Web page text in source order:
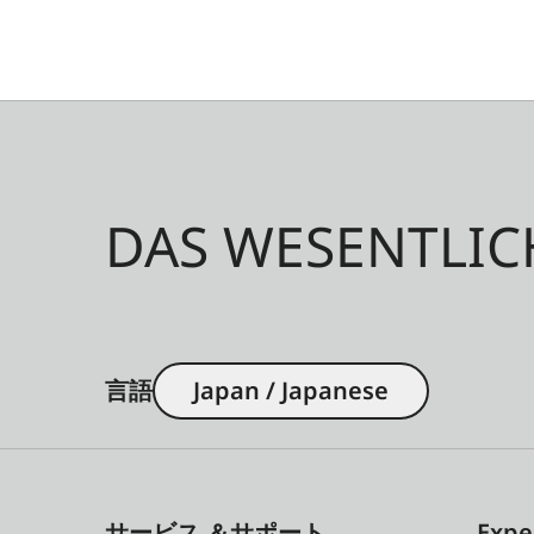
DAS
言語 Japan / Japanese